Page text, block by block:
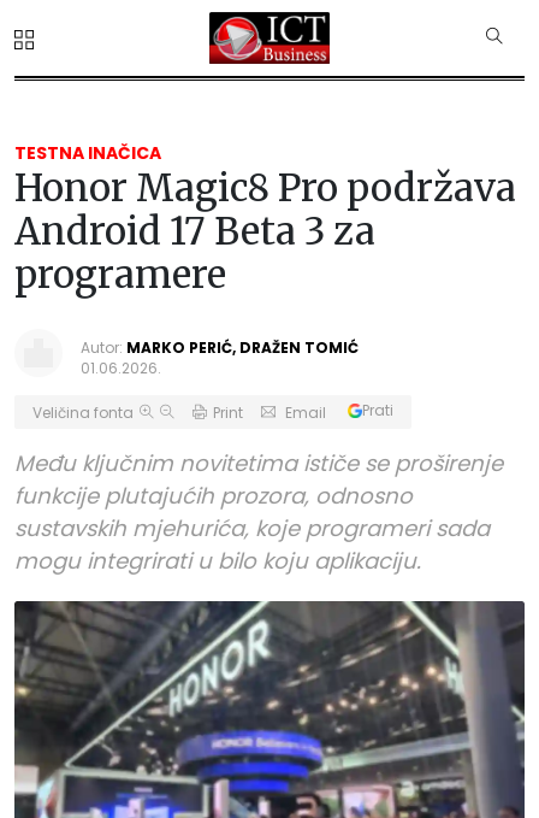
TESTNA INAČICA
Honor Magic8 Pro podržava
Android 17 Beta 3 za
programere
Autor: MARKO PERIĆ, DRAŽEN TOMIĆ
01.06.2026.
Veličina fonta Print Email Prati
Među ključnim novitetima ističe se proširenje
funkcije plutajućih prozora, odnosno
sustavskih mjehurića, koje programeri sada
mogu integrirati u bilo koju aplikaciju.